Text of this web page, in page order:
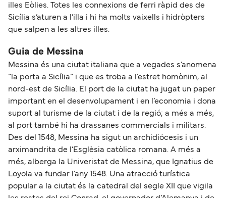
illes Eòlies. Totes les connexions de ferri ràpid des de
Sicília s’aturen a l’illa i hi ha molts vaixells i hidròpters
que salpen a les altres illes.
Guia de Messina
Messina és una ciutat italiana que a vegades s’anomena
“la porta a Sicília” i que es troba a l’estret homònim, al
nord-est de Sicília. El port de la ciutat ha jugat un paper
important en el desenvolupament i en l’economia i dona
suport al turisme de la ciutat i de la regió; a més a més,
al port també hi ha drassanes commercials i militars.
Des del 1548, Messina ha sigut un archidiócesis i un
arximandrita de l’Esglèsia catòlica romana. A més a
més, alberga la Univeristat de Messina, que Ignatius de
Loyola va fundar l’any 1548. Una atracció turística
popular a la ciutat és la catedral del segle XII que vigila